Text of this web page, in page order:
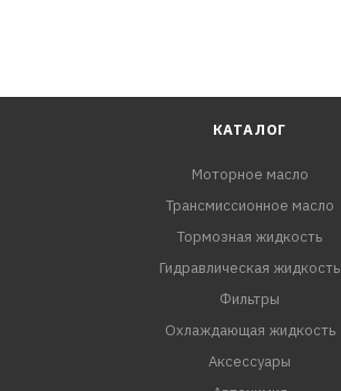
КАТАЛОГ
Моторное масло
Трансмиссионное масло
Тормозная жидкость
Гидравлическая жидкость
Фильтры
Охлаждающая жидкость
Аксессуары